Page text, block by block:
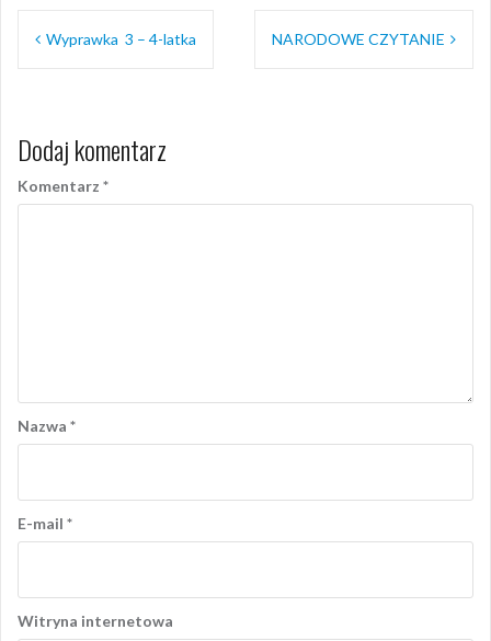
Nawigacja
wpisu
Wyprawka 3 – 4-latka NARODOWE CZYTANIE
Dodaj komentarz
Komentarz *
Nazwa *
E-mail *
Witryna internetowa